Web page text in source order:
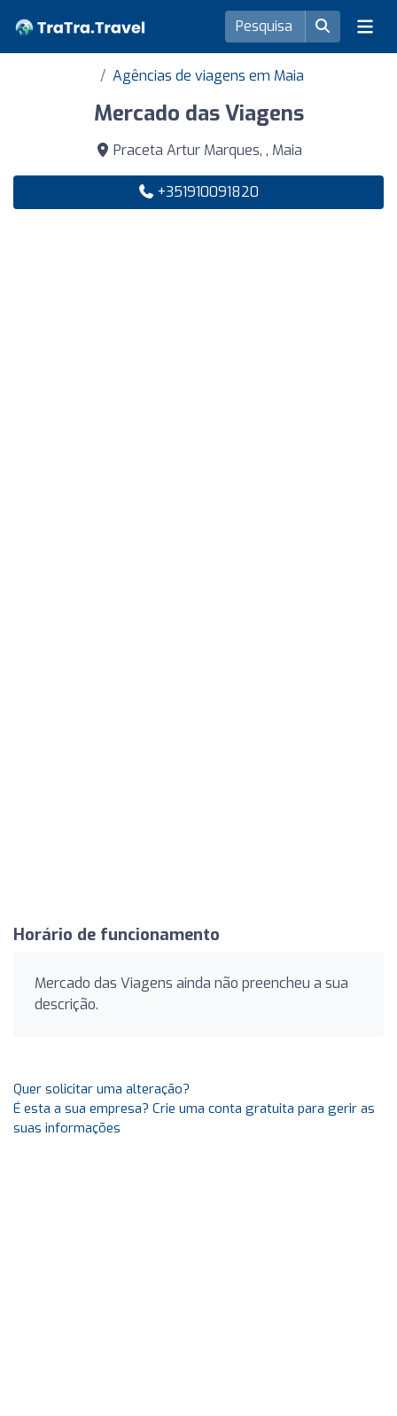
Agências de viagens em Maia
Mercado das Viagens
Praceta Artur Marques, , Maia
+351910091820
Horário de funcionamento
Mercado das Viagens ainda não preencheu a sua
descrição.
Quer solicitar uma alteração?
É esta a sua empresa? Crie uma conta gratuita para gerir as
suas informações